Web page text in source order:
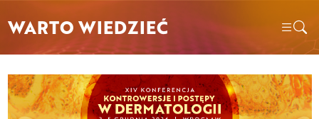
WARTO WIEDZIEĆ